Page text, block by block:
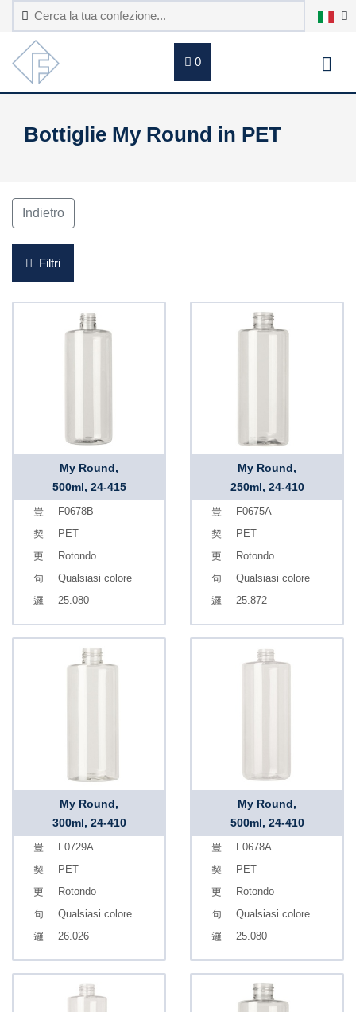
0
Bottiglie My Round in PET
Indietro
Filtri
My Round,
500ml, 24-415
F0678B
PET
Rotondo
Qualsiasi colore
25.080
My Round,
250ml, 24-410
F0675A
PET
Rotondo
Qualsiasi colore
25.872
My Round,
300ml, 24-410
F0729A
PET
Rotondo
Qualsiasi colore
26.026
My Round,
500ml, 24-410
F0678A
PET
Rotondo
Qualsiasi colore
25.080